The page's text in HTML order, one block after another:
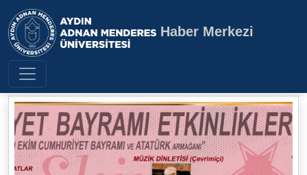
Aydın Adnan Menderes
Haber Merkezi